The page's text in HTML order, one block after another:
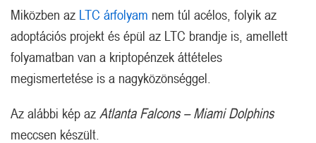
Miközben az LTC árfolyam nem túl acélos, folyik az
adoptációs projekt és épül az LTC brandje is, amellett
folyamatban van a kriptopénzek áttételes
megismertetése is a nagyközönséggel.
Az alábbi kép az Atlanta Falcons – Miami Dolphins
meccsen készült.